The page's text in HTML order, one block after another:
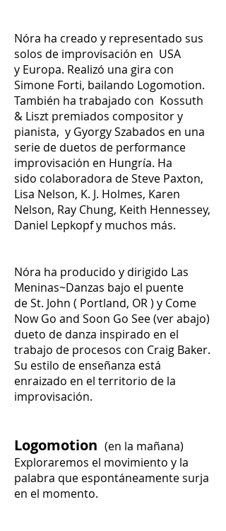
Nóra ha creado y representado sus
solos de improvisación en USA
y Europa. Realizó una gira con
Simone Forti, bailando Logomotion.
También ha trabajado con Kossuth
& Liszt premiados compositor y
pianista, y Gyorgy Szabados en una
serie de duetos de performance
improvisación en Hungría. Ha
sido colaboradora de Steve Paxton,
Lisa Nelson, K. J. Holmes, Karen
Nelson, Ray Chung, Keith Hennessey,
Daniel Lepkopf y muchos más.
Nóra ha producido y dirigido Las
Meninas~Danzas bajo el puente
de St. John ( Portland, OR ) y Come
Now Go and Soon Go See (ver abajo)
dueto de danza inspirado en el
trabajo de procesos con Craig Baker.
Su estilo de enseñanza está
enraizado en el territorio de la
improvisación.
Logomotion (en la mañana)
Exploraremos el movimiento y la
palabra que espontáneamente surja
en el momento.